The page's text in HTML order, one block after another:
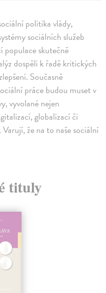
politika vlády,
sociálních služeb
populace skutečně
dospěli k řadě kritických
Současně
práce budou muset v
vyvolané nejen
globalizací či
že na to naše sociální
tituly